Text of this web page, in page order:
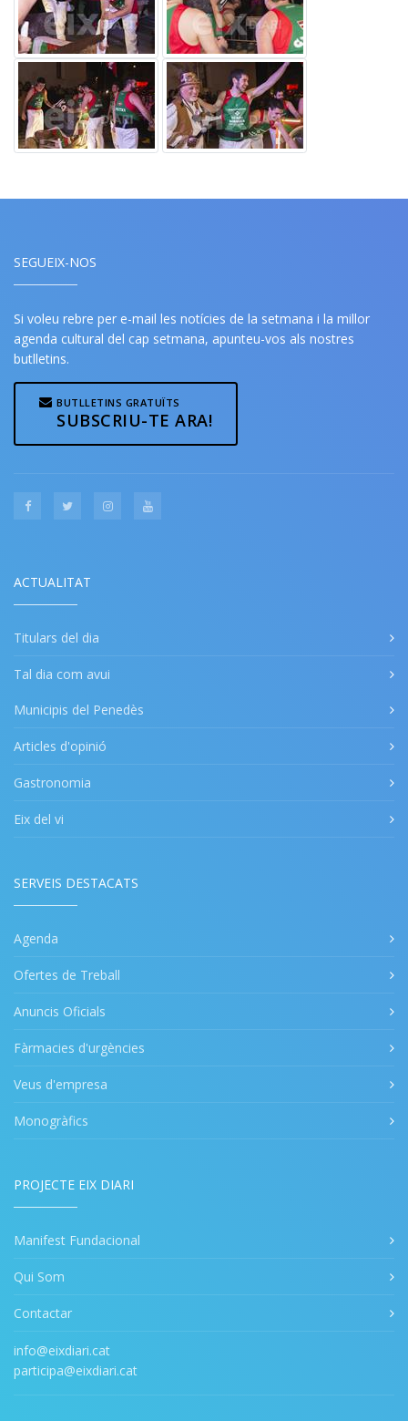
SEGUEIX-NOS
Si voleu rebre per e-mail les notícies de la setmana i la millor
agenda cultural del cap setmana, apunteu-vos als nostres
butlletins.
BUTLLETINS GRATUÏTS
SUBSCRIU-TE ARA!
ACTUALITAT
Titulars del dia
Tal dia com avui
Municipis del Penedès
Articles d'opinió
Gastronomia
Eix del vi
SERVEIS DESTACATS
Agenda
Ofertes de Treball
Anuncis Oficials
Fàrmacies d'urgències
Veus d'empresa
Monogràfics
PROJECTE EIX DIARI
Manifest Fundacional
Qui Som
Contactar
info@eixdiari.cat
participa@eixdiari.cat